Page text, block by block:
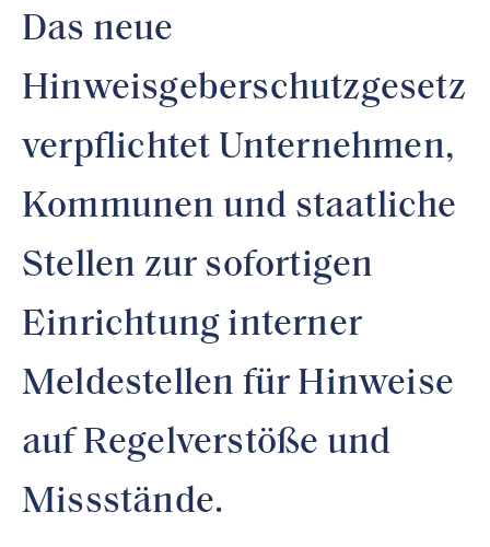
Das neue
Hinweisgeberschutzgesetz
verpflichtet Unternehmen,
Kommunen und staatliche
Stellen zur sofortigen
Einrichtung interner
Meldestellen für Hinweise
auf Regelverstöße und
Missstände.